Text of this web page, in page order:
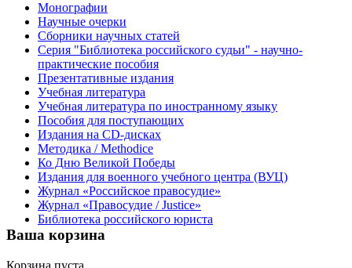
Монографии
Научные очерки
Сборники научных статей
Серия "Библиотека российского судьи" - научно-
практические пособия
Презентативные издания
Учебная литература
Учебная литература по иностранному языку
Пособия для поступающих
Издания на CD-дисках
Методика / Methodice
Ко Дню Великой Победы
Издания для военного учебного центра (ВУЦ)
Журнал «Российское правосудие»
Журнал «Правосудие / Justice»
Библиотека российского юриста
Ваша корзина